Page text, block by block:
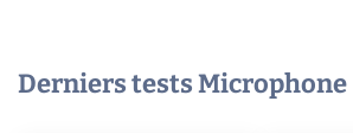
Derniers testsMicrophone